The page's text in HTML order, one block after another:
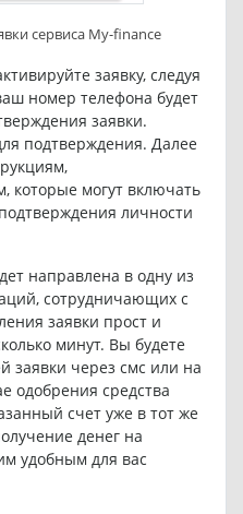
сервиса My-finance
заявку, следуя
номер телефона будет
заявки.
подтверждения. Далее
которые могут включать
личности
направлена в одну из
сотрудничающих с
заявки прост и
минут. Вы будете
заявки через смс или на
одобрения средства
счет уже в тот же
денег на
удобным для вас